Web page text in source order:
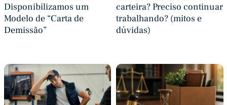
Disponibilizamos um
Modelo de “Carta de
Demissão”
carteira? Preciso continuar
trabalhando? (mitos e
dúvidas)